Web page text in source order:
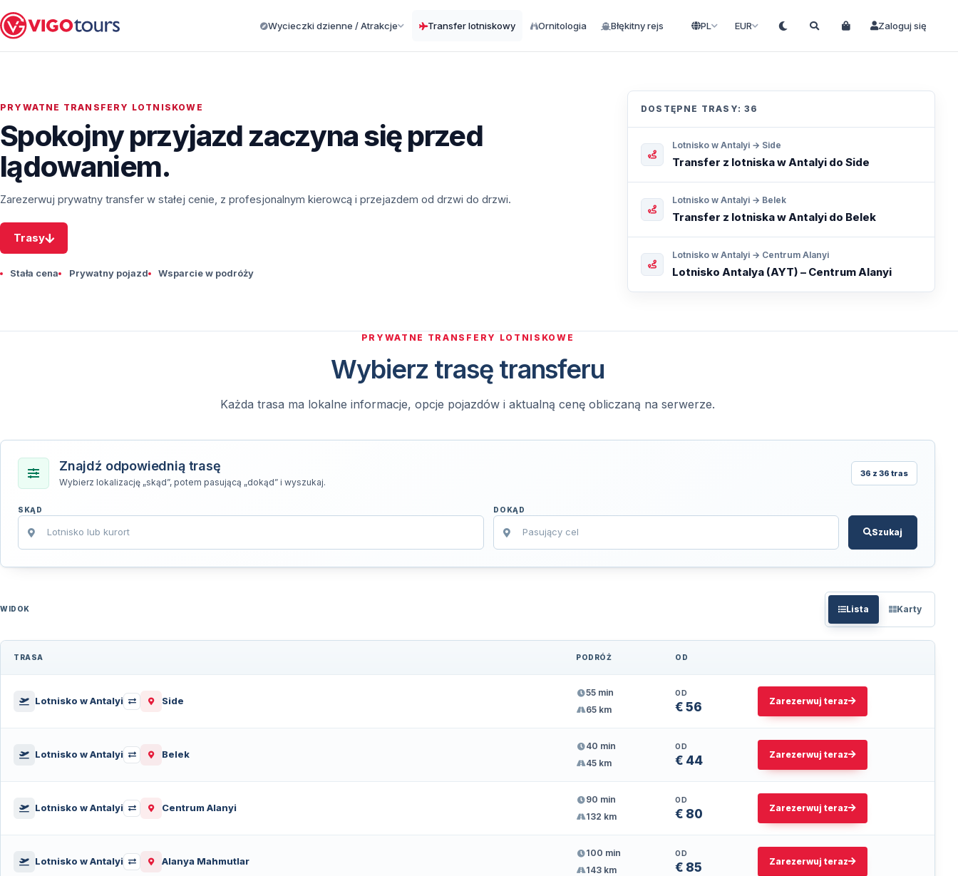
Wycieczki dzienne / Atrakcje Transfer lotniskowy Ornitologia Błękitny rejs PL EUR Zaloguj się
PRYWATNE TRANSFERY LOTNISKOWE
Spokojny przyjazd zaczyna się przed
lądowaniem.
Zarezerwuj prywatny transfer w stałej cenie, z profesjonalnym kierowcą i przejazdem od drzwi do drzwi.
Trasy
Stała cena Prywatny pojazd Wsparcie w podróży
DOSTĘPNE TRASY: 36
Lotnisko w Antalyi → Side
Transfer z lotniska w Antalyi do Side
Lotnisko w Antalyi → Belek
Transfer z lotniska w Antalyi do Belek
Lotnisko w Antalyi → Centrum Alanyi
Lotnisko Antalya (AYT) – Centrum Alanyi
PRYWATNE TRANSFERY LOTNISKOWE
Wybierz trasę transferu
Każda trasa ma lokalne informacje, opcje pojazdów i aktualną cenę obliczaną na serwerze.
Znajdź odpowiednią trasę
Wybierz lokalizację „skąd”, potem pasującą „dokąd” i wyszukaj.
36 z 36 tras
SKĄD DOKĄD
Szukaj
WIDOK Lista Karty
TRASA PODRÓŻ OD
Lotnisko w Antalyi Side
55 min
65 km
OD
€ 56 Zarezerwuj teraz
Lotnisko w Antalyi Belek
40 min
45 km
OD
€ 44 Zarezerwuj teraz
Lotnisko w Antalyi Centrum Alanyi
90 min
132 km
OD
€ 80 Zarezerwuj teraz
Lotnisko w Antalyi Alanya Mahmutlar
100 min
143 km
OD
€ 85 Zarezerwuj teraz